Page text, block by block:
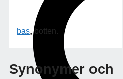
bas, botten.
Synonymer och